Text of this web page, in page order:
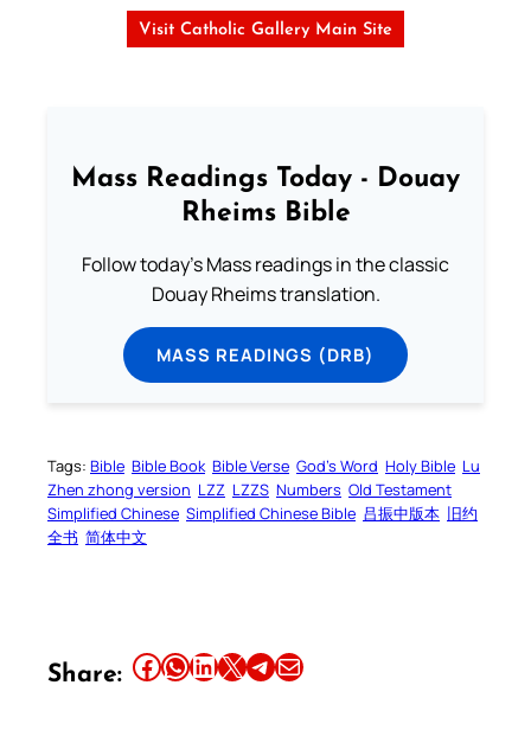
Visit Catholic Gallery Main Site
Mass Readings Today - Douay
Rheims Bible
Follow today's Mass readings in the classic
Douay Rheims translation.
MASS READINGS (DRB)
Tags: Bible Bible Book Bible Verse God’s Word Holy Bible Lu
Zhen zhong version LZZ LZZS Numbers Old Testament
Simplified Chinese Simplified Chinese Bible 吕振中版本 旧约
全书 简体中文
Share: Share this article on Facebook Share this article on WhatsApp Share this article on LinkedIn Share this article on X Share this article on TelegramEmail this Article